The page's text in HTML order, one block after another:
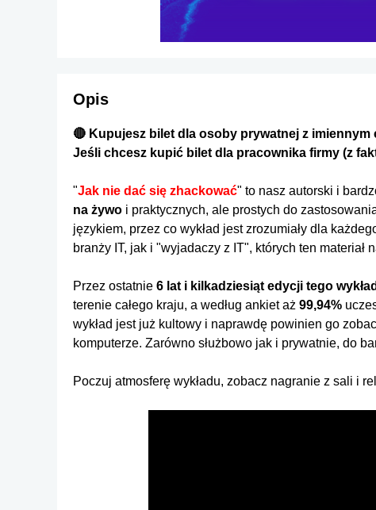
Opis
🔴 Kupujesz bilet dla osoby prywatnej z imiennym
Jeśli chcesz kupić bilet dla pracownika firmy (z
"Jak nie dać się zhackować" to nasz autorski i
na żywo i praktycznych, ale prostych do
językiem, przez co wykład jest zrozumiały dla
branży IT, jak i "wyjadaczy z IT", których ten materiał
Przez ostatnie 6 lat i kilkadziesiąt edycji tego
terenie całego kraju, a według ankiet aż 99,94%
wykład jest już kultowy i naprawdę powinien go
komputerze. Zarówno służbowo jak i prywatnie, do
Poczuj atmosferę wykładu, zobacz nagranie z sali i